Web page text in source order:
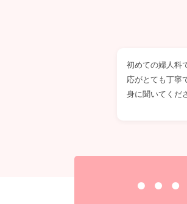
初めての婦人科
応がとても丁寧
身に聞いてくだ